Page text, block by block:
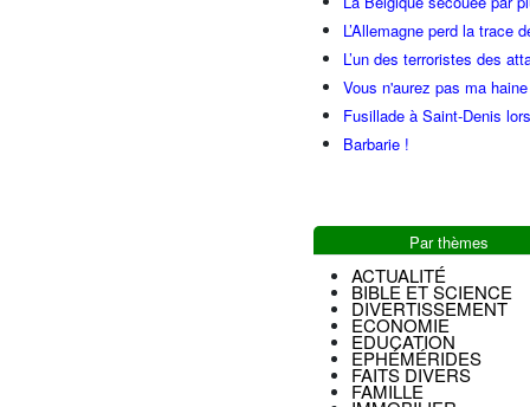
L’Allemagne perd la trace
L’un des terroristes des
Vous n'aurez pas ma haine
Fusillade à Saint-Denis
Barbarie !
Par thèmes
ACTUALITÉ
BIBLE ET SCIENCE
DIVERTISSEMENT
ECONOMIE
EDUCATION
EPHÉMÉRIDES
FAITS DIVERS
FAMILLE